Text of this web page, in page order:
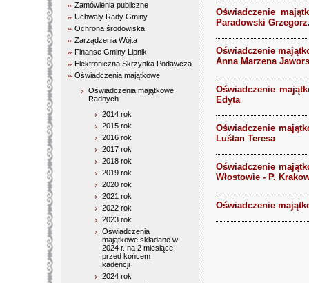
Zamówienia publiczne
Uchwały Rady Gminy
Ochrona środowiska
Zarządzenia Wójta
Finanse Gminy Lipnik
Elektroniczna Skrzynka Podawcza
Oświadczenia majątkowe
Oświadczenia majątkowe
Radnych
2014 rok
2015 rok
2016 rok
2017 rok
2018 rok
2019 rok
2020 rok
2021 rok
2022 rok
2023 rok
Oświadczenia
majątkowe składane w
2024 r. na 2 miesiące
przed końcem
kadencji
2024 rok
Oświadczenie
Paradowski
Oświadczenie
Anna Marzena
Oświadczenie
Edyta
Oświadczenie
Luśtan Teresa
Oświadczenie
Włostowie - P.
Oświadczenie